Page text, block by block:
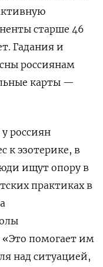
старше 46
Гадания и
россиянам
карты —
россиян
к эзотерике, в
ищут опору в
практиках в
помогает им
над ситуацией,